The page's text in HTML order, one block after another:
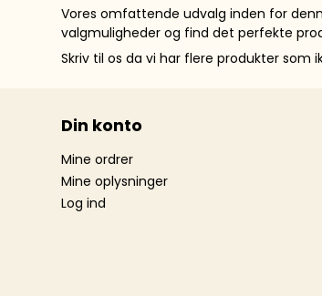
Vores omfattende udvalg inden for
valgmuligheder og find det perfekte
Skriv til os da vi har flere produkter som
Din konto
Mine ordrer
Mine oplysninger
Log ind